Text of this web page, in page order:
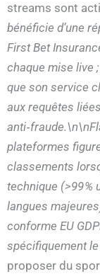
streams sont
bénéficie d’une
First Bet
chaque mise live
que son service
aux requêtes
plateformes
classements
technique (>99
langues
conforme EU
spécifiquement
proposer du